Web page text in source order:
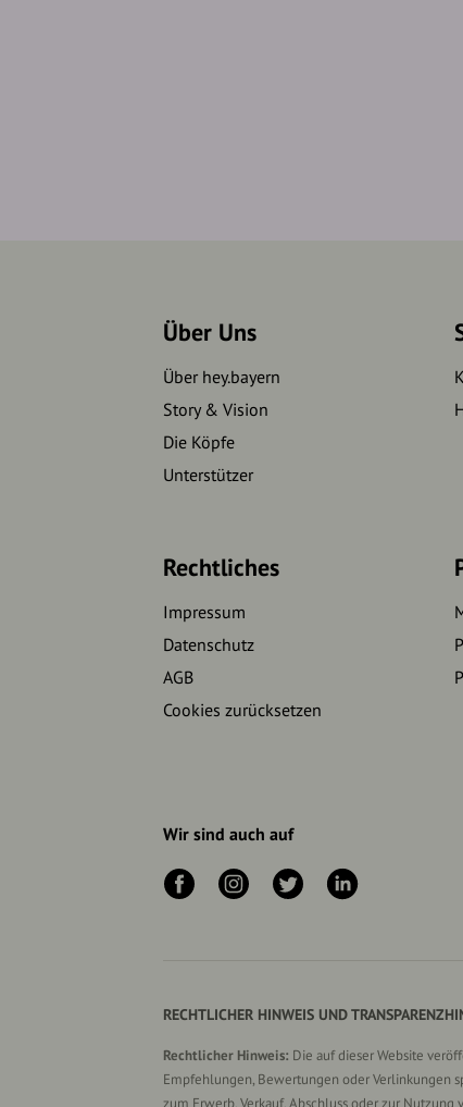
Über Uns
Über hey.bayern
Story & Vision
Die Köpfe
Unterstützer
Rechtliches
Impressum
Datenschutz
AGB
Cookies zurücksetzen
Wir sind auch auf
RECHTLICHER HINWEIS UND
Rechtlicher Hinweis: Die auf dieser Website
Empfehlungen, Bewertungen oder Verlinkungen
zum Erwerb, Verkauf, Abschluss oder zur